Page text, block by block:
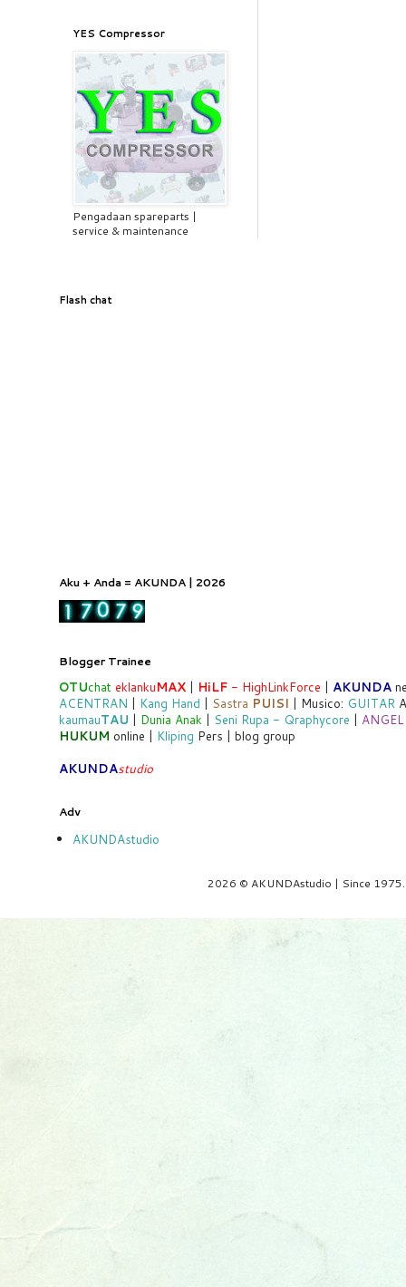
YES Compressor
Pengadaan spareparts |
service & maintenance
Flash chat
Aku + Anda = AKUNDA | 2026
Blogger Trainee
OTUchat eklankuMAX | HiLF - HighLinkForce | AKUNDA
ACENTRAN | Kang Hand | Sastra PUISI | Musico: GUITAR
kaumauTAU | Dunia Anak | Seni Rupa - Qraphycore |
HUKUM online | Kliping Pers | blog group
AKUNDAstudio
Adv
AKUNDAstudio
2026 © AKUNDAstudio | Since